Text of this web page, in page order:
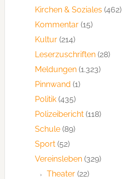
Kirchen & Soziales (462)
Kommentar(15)
Kultur(214)
Leserzuschriften(28)
Meldungen(1.323)
Pinnwand (1)
Politik(435)
Polizeibericht(118)
Schule(89)
Sport(52)
Vereinsleben(329)
Theater(22)